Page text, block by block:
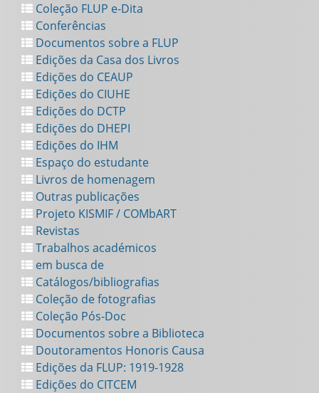
Coleção FLUP e-Dita
Conferências
Documentos sobre a FLUP
Edições da Casa dos Livros
Edições do CEAUP
Edições do CIUHE
Edições do DCTP
Edições do DHEPI
Edições do IHM
Espaço do estudante
Livros de homenagem
Outras publicações
Projeto KISMIF / COMbART
Revistas
Trabalhos académicos
em busca de
Catálogos/bibliografias
Coleção de fotografias
Coleção Pós-Doc
Documentos sobre a Biblioteca
Doutoramentos Honoris Causa
Edições da FLUP: 1919-1928
Edições do CITCEM